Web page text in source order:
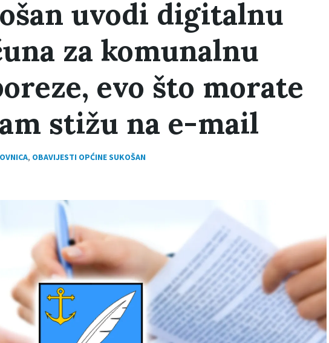
uvodi digitalnu
za komunalnu
evo što morate
stižu na e-mail
, OBAVIJESTI OPĆINE SUKOŠAN